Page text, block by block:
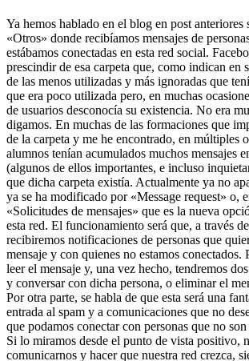
Ya hemos hablado en el blog en post anteriores
«Otros» donde recibíamos mensajes de
estábamos conectadas en esta red social.
prescindir de esa carpeta que, como indican en
de las menos utilizadas y más ignoradas que
que era poco utilizada pero, en muchas
de usuarios desconocía su existencia. No era
digamos. En muchas de las formaciones que
de la carpeta y me he encontrado, en múltiples
alumnos tenían acumulados muchos mensajes
(algunos de ellos importantes, e incluso
que dicha carpeta existía. Actualmente ya no
ya se ha modificado por «Message request» o,
«Solicitudes de mensajes» que es la nueva
esta red. El funcionamiento será que, a través
recibiremos notificaciones de personas que
mensaje y con quienes no estamos conectados.
leer el mensaje y, una vez hecho, tendremos
y conversar con dicha persona, o eliminar el
Por otra parte, se habla de que esta será una
entrada al spam y a comunicaciones que no
que podamos conectar con personas que no
Si lo miramos desde el punto de vista positivo,
comunicarnos y hacer que nuestra red crezca,